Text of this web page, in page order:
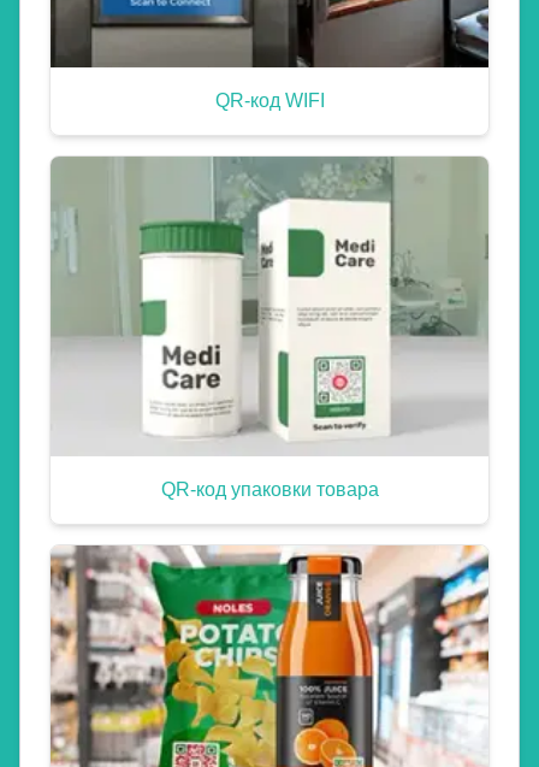
QR-код WIFI
QR-код упаковки товара